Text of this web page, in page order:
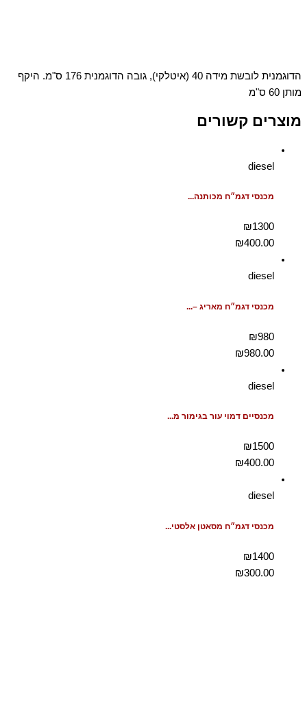
הדוגמנית לובשת מידה 40 (איטלקי), גובה הדוגמנית 176 ס"מ. היקף
מותן 60 ס"מ
מוצרים קשורים
diesel
מכנסי דגמ״ח מכותנה...
₪1300
₪400.00
diesel
מכנסי דגמ״ח מאריג –...
₪980
₪980.00
diesel
מכנסיים דמוי עור בגימור מ...
₪1500
₪400.00
diesel
מכנסי דגמ״ח מסאטן אלסטי...
₪1400
₪300.00